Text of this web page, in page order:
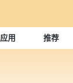
应用 推荐